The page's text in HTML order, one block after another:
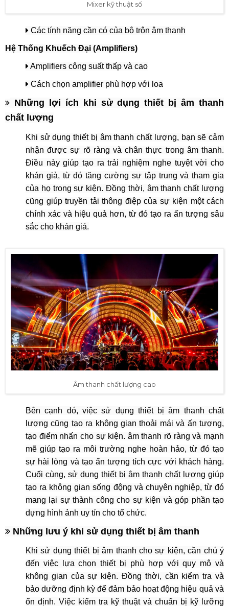
Mixer kỹ thuật số
Các tính năng cần có của bộ trộn âm thanh
Hệ Thống Khuếch Đại (Amplifiers)
Amplifiers công suất thấp và cao
Cách chọn amplifier phù hợp với loa
Những lợi ích khi sử dụng thiết bị âm thanh
chất lượng
Khi sử dụng thiết bị âm thanh chất lượng, bạn sẽ cảm
nhận được sự rõ ràng và chân thực trong âm thanh.
Điều này giúp tạo ra trải nghiệm nghe tuyệt vời cho
khán giả, từ đó tăng cường sự tập trung và tham gia
của họ trong sự kiện. Đồng thời, âm thanh chất lượng
cũng giúp truyền tải thông điệp của sự kiện một cách
chính xác và hiệu quả hơn, từ đó tạo ra ấn tượng sâu
sắc cho khán giả.
Âm thanh chất lượng cao
Bên cạnh đó, việc sử dụng thiết bị âm thanh chất
lượng cũng tạo ra không gian thoải mái và ấn tượng,
tạo điểm nhấn cho sự kiện. âm thanh rõ ràng và mạnh
mẽ giúp tạo ra môi trường nghe hoàn hảo, từ đó tạo
sự hài lòng và tạo ấn tượng tích cực với khách hàng.
Cuối cùng, sử dụng thiết bị âm thanh chất lượng giúp
tạo ra không gian sống động và chuyên nghiệp, từ đó
mang lại sự thành công cho sự kiện và góp phần tạo
dựng hình ảnh uy tín cho tổ chức.
Những l ưu ý khi sử dụng thiết bị âm thanh
Khi sử dụng thiết bị âm thanh cho sự kiện, cần chú ý
đến việc lựa chọn thiết bị phù hợp với quy mô và
không gian của sự kiện. Đồng thời, cần kiểm tra và
bảo dưỡng định kỳ để đảm bảo hoạt động hiệu quả và
ổn định. Việc kiểm tra kỹ thuật và chuẩn bị kỹ lưỡng